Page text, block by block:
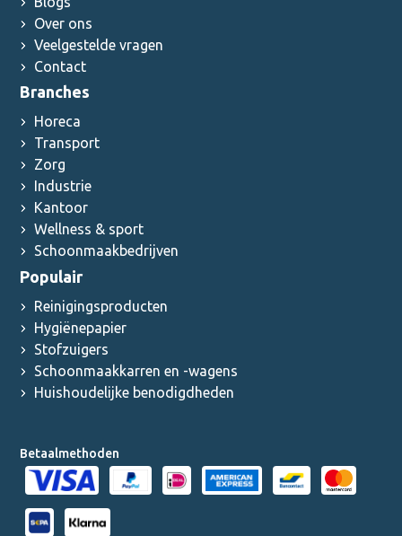
Over ons
Veelgestelde vragen
Contact
Branches
Horeca
Transport
Zorg
Industrie
Kantoor
Wellness & sport
Schoonmaakbedrijven
Populair
Reinigingsproducten
Hygiënepapier
Stofzuigers
Schoonmaakkarren en -wagens
Huishoudelijke benodigdheden
Betaalmethoden